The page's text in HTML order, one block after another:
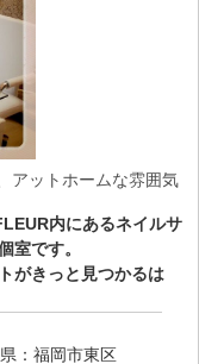
アットホームな雰囲気
内にあるネイルサ
室です。
がきっと見つかるは
：福岡市東区